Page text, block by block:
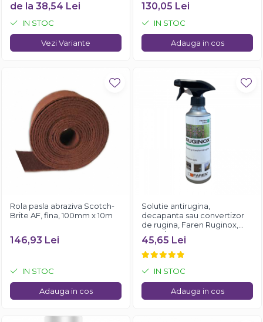
de la 38,54 Lei
IN STOC
Vezi Variante
130,05 Lei
IN STOC
Adauga in cos
Rola pasla abraziva Scotch-
Brite AF, fina, 100mm x 10m
146,93 Lei
IN STOC
Adauga in cos
Solutie antirugina,
decapanta sau convertizor
de rugina, Faren Ruginox,
250 ml
45,65 Lei
IN STOC
Adauga in cos